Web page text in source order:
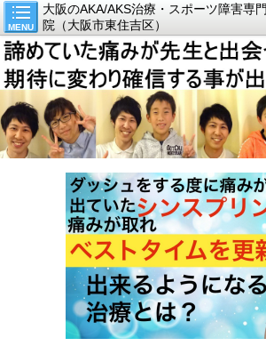
MENU
大阪のAKA/AKS治療・スポーツ障害専
院（大阪市東住吉区）